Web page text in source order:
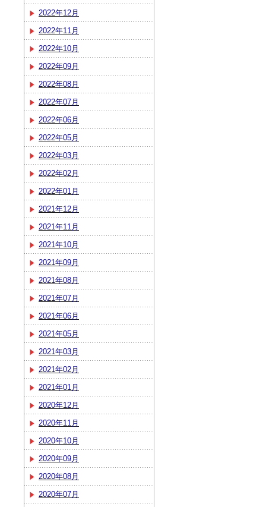
2022年12月
2022年11月
2022年10月
2022年09月
2022年08月
2022年07月
2022年06月
2022年05月
2022年03月
2022年02月
2022年01月
2021年12月
2021年11月
2021年10月
2021年09月
2021年08月
2021年07月
2021年06月
2021年05月
2021年03月
2021年02月
2021年01月
2020年12月
2020年11月
2020年10月
2020年09月
2020年08月
2020年07月